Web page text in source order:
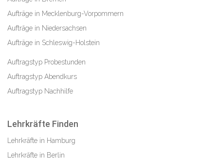
Aufträge in Mecklenburg-Vorpommern
Aufträge in Niedersachsen
Aufträge in Schleswig-Holstein
Auftragstyp Probestunden
Auftragstyp Abendkurs
Auftragstyp Nachhilfe
Lehrkräfte Finden
Lehrkräfte in Hamburg
Lehrkräfte in Berlin